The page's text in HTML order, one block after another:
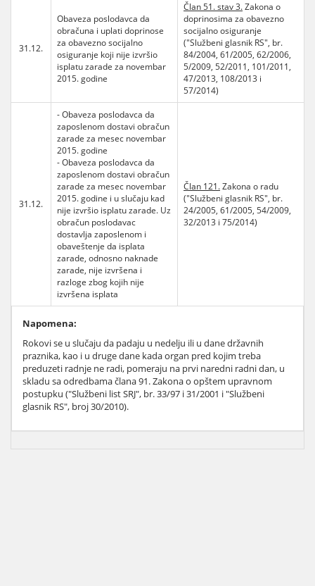
31.12.
Obaveza poslodavca da
obračuna i uplati doprinose
za obavezno socijalno
osiguranje koji nije izvršio
isplatu zarade za novembar
2015. godine
Član 51. stav 3.Zakona o
doprinosima za obavezno
socijalno osiguranje
("Službeni glasnik RS", br.
84/2004, 61/2005, 62/2006,
5/2009, 52/2011, 101/2011,
47/2013, 108/2013 i
57/2014)
31.12.
- Obaveza poslodavca da
zaposlenom dostavi obračun
zarade za mesec novembar
2015. godine
- Obaveza poslodavca da
zaposlenom dostavi obračun
zarade za mesec novembar
2015. godine i u slučaju kad
nije izvršio isplatu zarade. Uz
obračun poslodavac
dostavlja zaposlenom i
obaveštenje da isplata
zarade, odnosno naknade
zarade, nije izvršena i
razloge zbog kojih nije
izvršena isplata
Član 121.Zakona o radu
("Službeni glasnik RS", br.
24/2005, 61/2005, 54/2009,
32/2013 i 75/2014)
Napomena:
Rokovi se u slučaju da padaju u nedelju ili u dane državnih
praznika, kao i u druge dane kada organ pred kojim treba
preduzeti radnje ne radi, pomeraju na prvi naredni radni dan, u
skladu sa odredbama člana 91. Zakona o opštem upravnom
postupku ("Službeni list SRJ", br. 33/97 i 31/2001 i "Službeni
glasnik RS", broj 30/2010).